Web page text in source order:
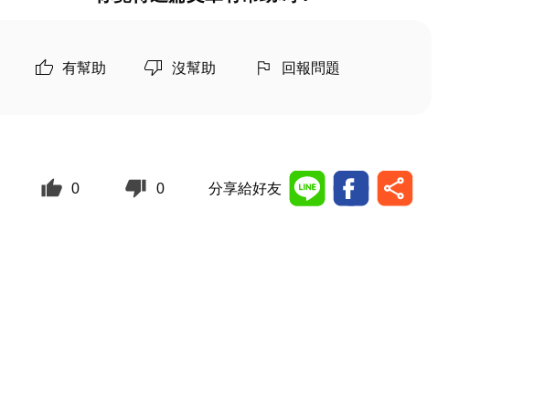
有幫助 沒幫助 回報問題
0 0 分享給好友